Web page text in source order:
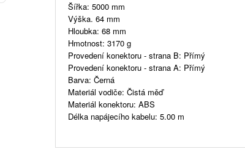
Šířka: 5000 mm
Výška. 64 mm
Hloubka: 68 mm
Hmotnost: 3170 g
Provedení konektoru - strana B: Přímý
Provedení konektoru - strana A: Přímý
Barva: Černá
Materiál vodiče: Čistá měď
Materiál konektoru: ABS
Délka napájecího kabelu: 5.00 m